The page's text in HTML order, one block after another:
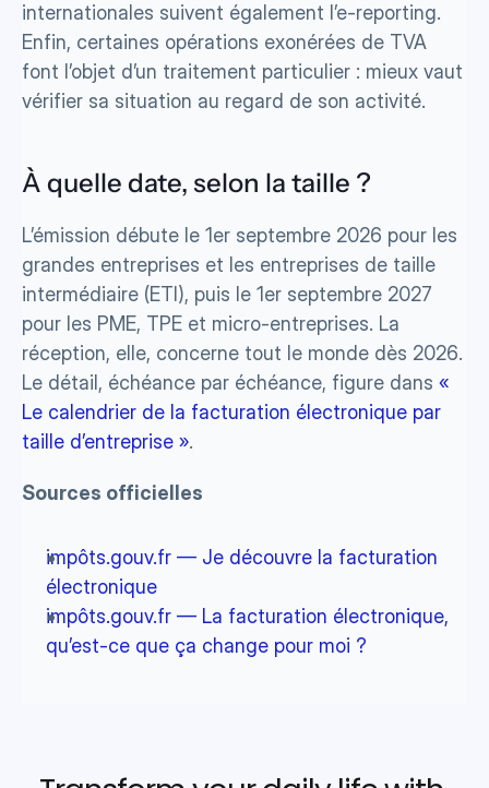
internationales suivent également l’e-reporting.
Enfin, certaines opérations exonérées de TVA
font l’objet d’un traitement particulier : mieux vaut
vérifier sa situation au regard de son activité.
À quelle date, selon la taille ?
L’émission débute le 1er septembre 2026 pour les
grandes entreprises et les entreprises de taille
intermédiaire (ETI), puis le 1er septembre 2027
pour les PME, TPE et micro-entreprises. La
réception, elle, concerne tout le monde dès 2026.
Le détail, échéance par échéance, figure dans «
Le calendrier de la facturation électronique par
taille d’entreprise ».
Sources officielles
impôts.gouv.fr — Je découvre la facturation
électronique
impôts.gouv.fr — La facturation électronique,
qu’est-ce que ça change pour moi ?